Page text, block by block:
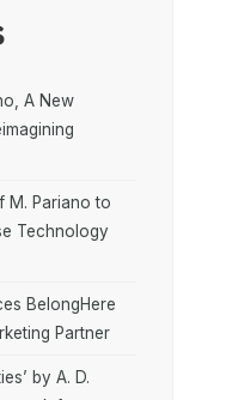
A New
M. Pariano to
Technology
BelongHere
Partner
by A. D.